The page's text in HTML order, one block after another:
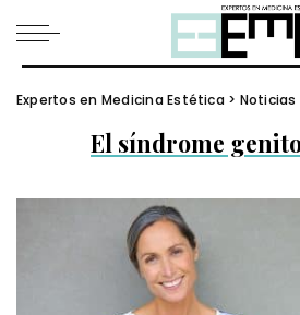
Expertos en Medicina Estética > Noticias
El síndrome